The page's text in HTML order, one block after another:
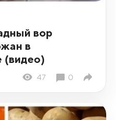
вор
в
(видео)
47 0